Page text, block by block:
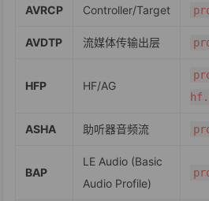
AVRCP Controller/Target
AVDTP 流媒体传输出层
HFP HF/AG
ASHA 助听器音频流
BAP
LE Audio (Basic
Audio Profile)